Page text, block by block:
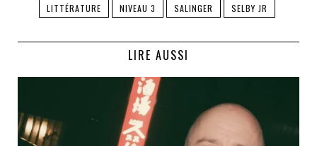
LITTÉRATURE
NIVEAU 3 SALINGER SELBY JR
LIRE AUSSI